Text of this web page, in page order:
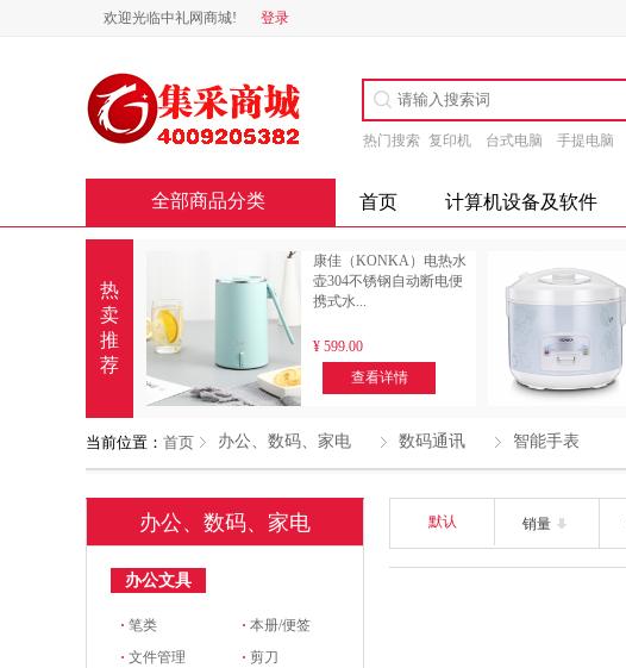
欢迎光临中礼网商城! 登录
热门搜索 复印机 台式电脑 手提电脑
全部商品分类 首页 计算机设备及软件
热
卖
推
荐
康佳（KONKA）电热水
壶304不锈钢自动断电便
携式水...
¥ 599.00
查看详情
当前位置： 首页 办公、数码、家电 数码通讯 智能手表
办公、数码、家电
办公文具
·笔类 ·本册/便签
·文件管理 ·剪刀
默认 销量